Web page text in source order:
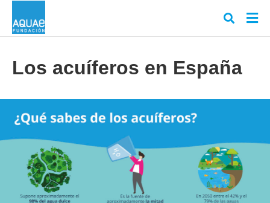
en
Los acuíferos en España